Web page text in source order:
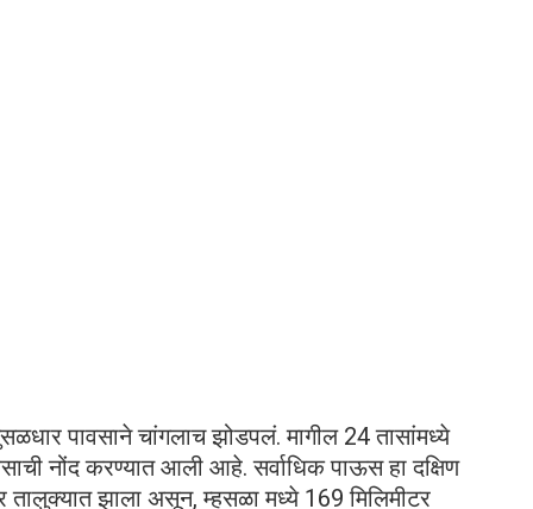
पावसाने चांगलाच झोडपलं. मागील 24 तासांमध्ये
नोंद करण्यात आली आहे. सर्वाधिक पाऊस हा दक्षिण
तालुक्यात झाला असून, म्हसळा मध्ये 169 मिलिमीटर